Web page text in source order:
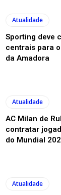
Atualidade
Sporting deve
centrais para
da Amadora
Atualidade
AC Milan de
contratar
do Mundial
Atualidade